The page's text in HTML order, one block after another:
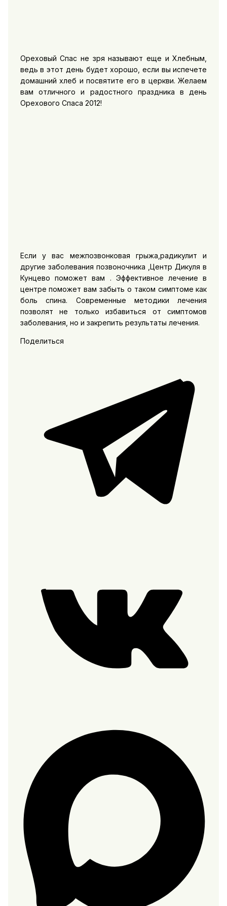
Ореховый Спас не зря называют еще и Хлебным,
ведь в этот день будет хорошо, если вы испечете
домашний хлеб и посвятите его в церкви. Желаем
вам отличного и радостного праздника в день
Орехового Спаса 2012!
Если у вас межпозвонковая грыжа,радикулит и
другие заболевания позвоночника ,Центр Дикуля в
Кунцево поможет вам . Эффективное лечение в
центре поможет вам забыть о таком симптоме как
боль спина. Современные методики лечения
позволят не только избавиться от симптомов
заболевания, но и закрепить результаты лечения.
Поделиться